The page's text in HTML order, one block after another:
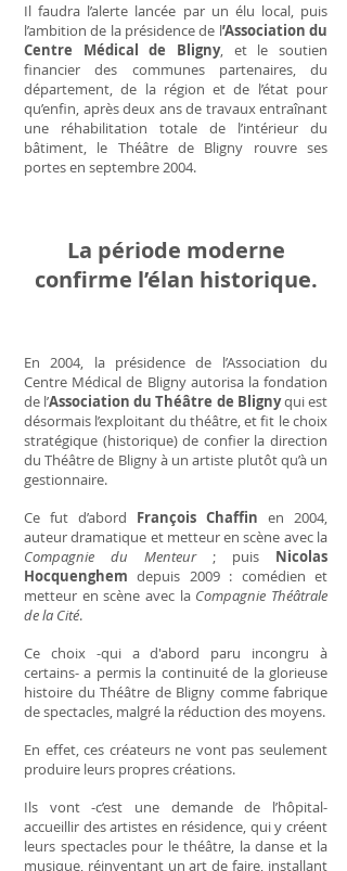
Il faudra l’alerte lancée par un élu local, puis
l’ambition de la présidence de l’Association du
Centre Médical de Bligny, et le soutien
financier des communes partenaires, du
département, de la région et de l’état pour
qu’enfin, après deux ans de travaux entraînant
une réhabilitation totale de l’intérieur du
bâtiment, le Théâtre de Bligny rouvre ses
portes en septembre 2004.
La période moderne
confirme l’élan historique.
En 2004, la présidence de l’Association du
Centre Médical de Bligny autorisa la fondation
de l’Association du Théâtre de Blignyqui est
désormais l’exploitant du théâtre, et fit le choix
stratégique (historique) de confier la direction
du Théâtre de Bligny à un artiste plutôt qu’à un
gestionnaire.
Ce fut d’abord François Chaffin en 2004,
auteur dramatique et metteur en scène avec la
Compagnie du Menteur; puis Nicolas
Hocquenghem depuis 2009 : comédien et
metteur en scène avec la Compagnie Théâtrale
de la Cité.
Ce choix -qui a d'abord paru incongru à
certains- a permis la continuité de la glorieuse
histoire du Théâtre de Bligny comme fabrique
de spectacles, malgré la réduction des moyens.
En effet, ces créateurs ne vont pas seulement
produire leurs propres créations.
Ils vont -c’est une demande de l’hôpital-
accueillir des artistes en résidence, qui y créent
leurs spectacles pour le théâtre, la danse et la
musique, réinventant un art de faire, installant